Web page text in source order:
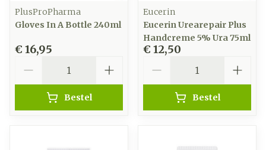
PlusProPharma
Gloves In A Bottle 240ml
€ 16,95
Bestel
Eucerin
Eucerin Urearepair Plus
Handcreme 5% Ura 75ml
€ 12,50
Bestel